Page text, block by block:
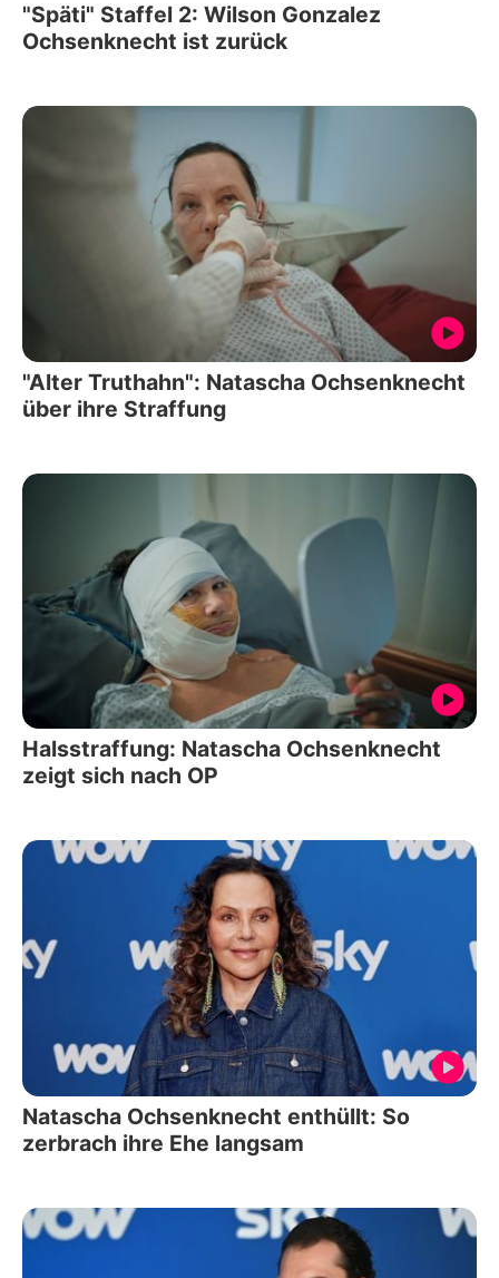
"Späti" Staffel 2: Wilson Gonzalez
Ochsenknecht ist zurück
"Alter Truthahn": Natascha Ochsenknecht
über ihre Straffung
Halsstraffung: Natascha Ochsenknecht
zeigt sich nach OP
Natascha Ochsenknecht enthüllt: So
zerbrach ihre Ehe langsam